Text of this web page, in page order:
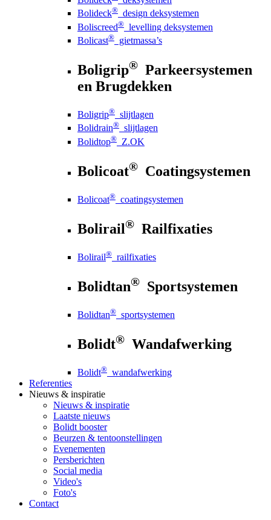
Bolideck® design deksystemen
Boliscreed® levelling deksystemen
Bolicast® gietmassa’s
Boligrip® Parkeersystemen
en Brugdekken
Boligrip® slijtlagen
Bolidrain® slijtlagen
Bolidtop® Z.OK
Bolicoat® Coatingsystemen
Bolicoat® coatingsystemen
Bolirail® Railfixaties
Bolirail® railfixaties
Bolidtan® Sportsystemen
Bolidtan® sportsystemen
Bolidt® Wandafwerking
Bolidt® wandafwerking
Referenties
Nieuws & inspiratie
Nieuws & inspiratie
Laatste nieuws
Bolidt booster
Beurzen & tentoonstellingen
Evenementen
Persberichten
Social media
Video's
Foto's
Contact